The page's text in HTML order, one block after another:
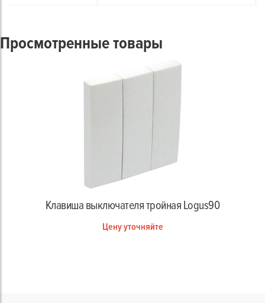
Просмотренные товары
Клавиша выключателя тройная Logus90
Цену уточняйте